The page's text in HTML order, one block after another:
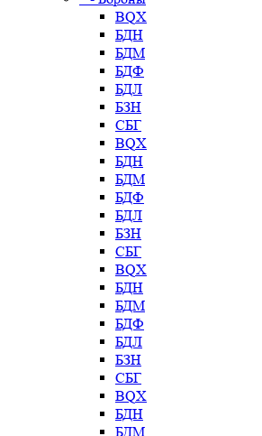
BQX
БДН
БДМ
БДФ
БДЛ
БЗН
СБГ
BQX
БДН
БДМ
БДФ
БДЛ
БЗН
СБГ
BQX
БДН
БДМ
БДФ
БДЛ
БЗН
СБГ
BQX
БДН
БДМ